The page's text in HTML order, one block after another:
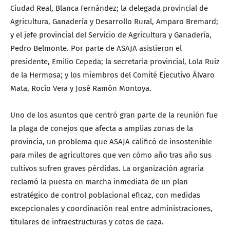
Ciudad Real, Blanca Fernández; la delegada provincial de
Agricultura, Ganadería y Desarrollo Rural, Amparo Bremard;
y el jefe provincial del Servicio de Agricultura y Ganadería,
Pedro Belmonte. Por parte de ASAJA asistieron el
presidente, Emilio Cepeda; la secretaria provincial, Lola Ruiz
de la Hermosa; y los miembros del Comité Ejecutivo Álvaro
Mata, Rocío Vera y José Ramón Montoya.
Uno de los asuntos que centró gran parte de la reunión fue
la plaga de conejos que afecta a amplias zonas de la
provincia, un problema que ASAJA calificó de insostenible
para miles de agricultores que ven cómo año tras año sus
cultivos sufren graves pérdidas. La organización agraria
reclamó la puesta en marcha inmediata de un plan
estratégico de control poblacional eficaz, con medidas
excepcionales y coordinación real entre administraciones,
titulares de infraestructuras y cotos de caza.